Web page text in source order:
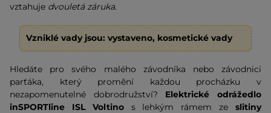
vztahuje dvouletá záruka.
Vzniklé vady jsou: vystaveno, kosmetické vady
Hledáte pro svého malého závodníka nebo závodnici
parťáka, který promění každou procházku v
nezapomenutelné dobrodružství? Elektrické odrážedlo
inSPORTline ISL Voltinos lehkým rámem ze slitiny